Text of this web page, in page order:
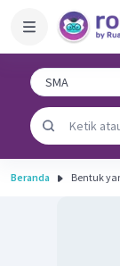
Beranda Bentuk